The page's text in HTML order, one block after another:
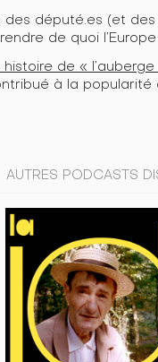
député.es (et
de quoi
histoire de «
à la popularité
AUTRES PODCASTS